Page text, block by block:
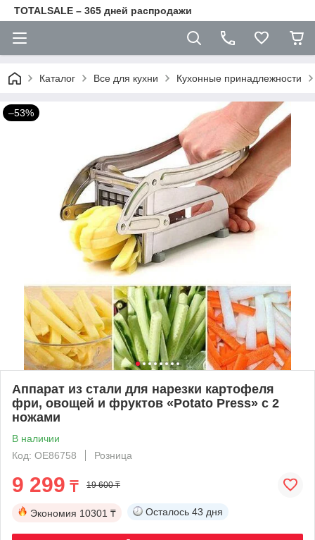
TOTALSALE – 365 дней распродажи
Каталог Все для кухни Кухонные принадлежности
–53%
Аппарат из стали для нарезки картофеля
фри, овощей и фруктов «Potato Press» с 2
ножами
В наличии
Код: OE86758
Розница
9 299 ₸ 19 600 ₸
Экономия 10301 ₸ Осталось 43 дня